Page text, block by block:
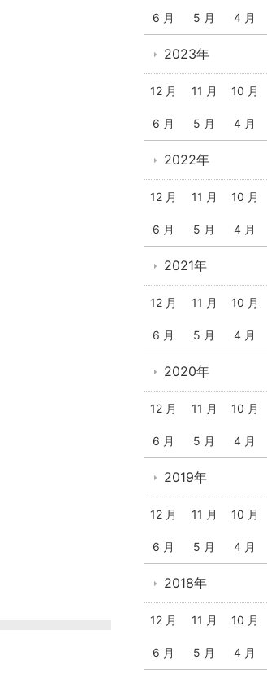
6 月 5 月 4 月
2023年
12 月 11 月 10 月
6 月 5 月 4 月
2022年
12 月 11 月 10 月
6 月 5 月 4 月
2021年
12 月 11 月 10 月
6 月 5 月 4 月
2020年
12 月 11 月 10 月
6 月 5 月 4 月
2019年
12 月 11 月 10 月
6 月 5 月 4 月
2018年
12 月 11 月 10 月
6 月 5 月 4 月